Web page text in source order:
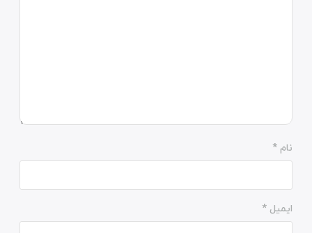
نام *
ایمیل *